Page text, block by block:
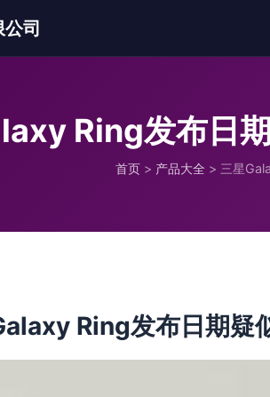
司
Ring发布日
首页 > 产品大全 > 三星
Ring发布日期疑